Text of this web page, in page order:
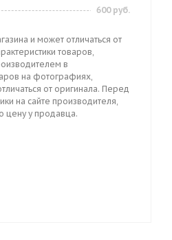
600 руб.
и может отличаться от
товаров,
в
на фотографиях,
от оригинала. Перед
на сайте производителя,
цену у продавца.